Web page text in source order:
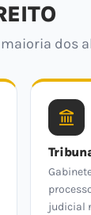
dos
judicial